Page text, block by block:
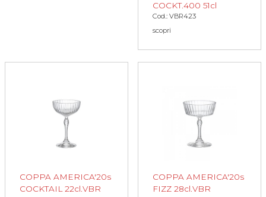
COCKT.400 51cl
Cod.: VBR423
scopri
COPPA AMERICA'20s
COCKTAIL 22cl.VBR
COPPA AMERICA'20s
FIZZ 28cl.VBR